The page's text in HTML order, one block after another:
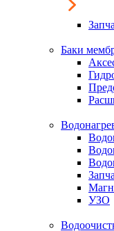
Баки
УЗО